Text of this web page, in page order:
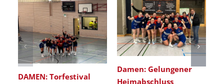
DAMEN: Torfestival
Damen: Gelungener
Heimabschluss